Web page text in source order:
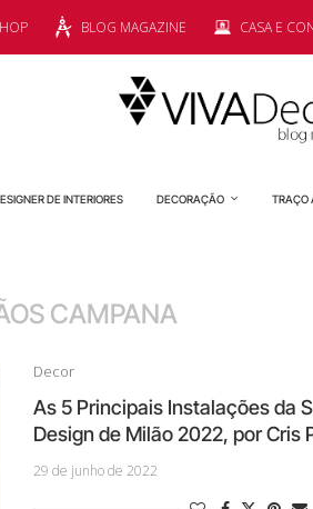
BLOG MAGAZINE CASA E
DE INTERIORES DECORAÇÃO TRAÇO
CAMPANA
Decor
As 5 Principais Instalações da
Design de Milão 2022, por Cris
29 de junho de 2022